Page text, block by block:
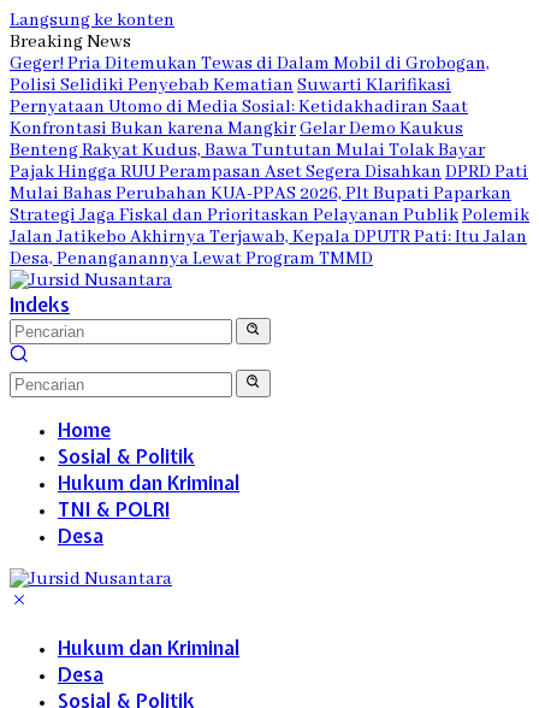
Langsung ke konten
Breaking News
Geger! Pria Ditemukan Tewas di Dalam Mobil di Grobogan,
Polisi Selidiki Penyebab Kematian Suwarti Klarifikasi
Pernyataan Utomo di Media Sosial: Ketidakhadiran Saat
Konfrontasi Bukan karena MangkirGelar Demo Kaukus
Benteng Rakyat Kudus, Bawa Tuntutan Mulai Tolak Bayar
Pajak Hingga RUU Perampasan Aset Segera Disahkan DPRD Pati
Mulai Bahas Perubahan KUA-PPAS 2026, Plt Bupati Paparkan
Strategi Jaga Fiskal dan Prioritaskan Pelayanan PublikPolemik
Jalan Jatikebo Akhirnya Terjawab, Kepala DPUTR Pati: Itu Jalan
Desa, Penanganannya Lewat Program TMMD
Indeks
Home
Sosial & Politik
Hukum dan Kriminal
TNI & POLRI
Desa
Hukum dan Kriminal
Desa
Sosial & Politik